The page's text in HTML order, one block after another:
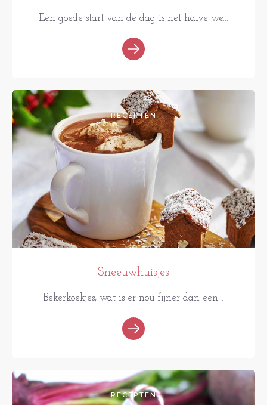
Een goede start van de dag is het halve we...
RECEPTEN
Sneeuwhuisjes
Bekerkoekjes, wat is er nou fijner dan een...
RECEPTEN